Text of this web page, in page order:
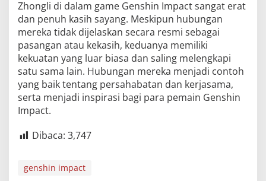
Zhongli di dalam game Genshin Impact sangat erat
dan penuh kasih sayang. Meskipun hubungan
mereka tidak dijelaskan secara resmi sebagai
pasangan atau kekasih, keduanya memiliki
kekuatan yang luar biasa dan saling melengkapi
satu sama lain. Hubungan mereka menjadi contoh
yang baik tentang persahabatan dan kerjasama,
serta menjadi inspirasi bagi para pemain Genshin
Impact.
Dibaca: 3,747
genshin impact